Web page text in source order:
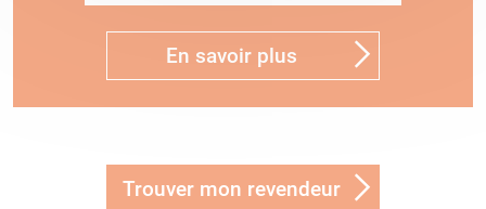
En savoir plus
Trouver mon revendeur